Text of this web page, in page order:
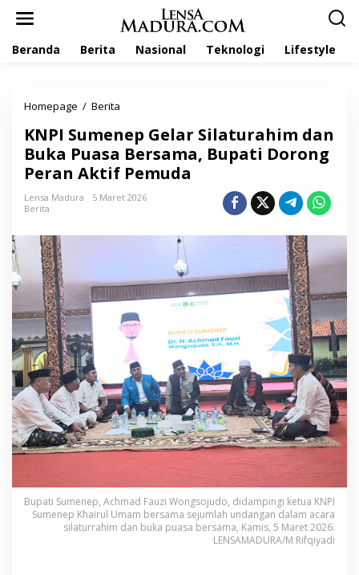
Beranda Berita Nasional Teknologi Lifestyle
Homepage / Berita
P
S
u
m
e
e
r
S
a
t
u
r
a
h
d
a
n
KNPI Sumenep Gelar Silaturahim dan
Buka Puasa Bersama, Bupati Dorong
Peran Aktif Pemuda
Lensa Madura
5 Maret 2026
Berita
Bupati Sumenep, Achmad Fauzi Wongsojudo, didampingi ketua KNPI
Sumenep Khairul Umam bersama sejumlah undangan dalam acara
silaturrahim dan buka puasa bersama, Kamis, 5 Maret 2026.
LENSAMADURA/M Rifqiyadi